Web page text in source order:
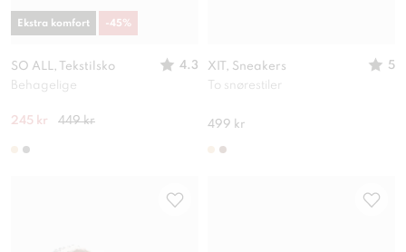
SO ALL, Tekstilsko
4.3
Behagelige
245 kr 449 kr
Ekstra komfort -45%
XIT, Sneakers
5
To snørestiler
499 kr